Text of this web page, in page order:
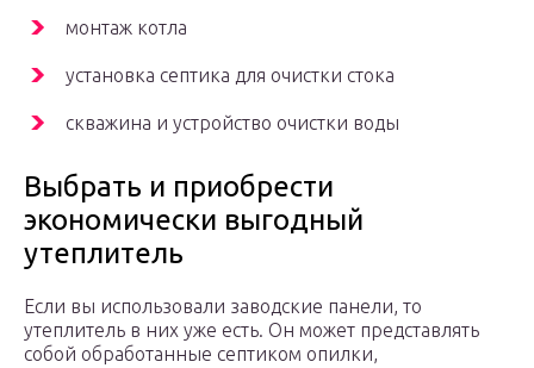
монтаж котла
установка септика для очистки стока
скважина и устройство очистки воды
Выбрать и приобрести
экономически выгодный
утеплитель
Если вы использовали заводские панели, то
утеплитель в них уже есть. Он может представлять
собой обработанные септиком опилки,